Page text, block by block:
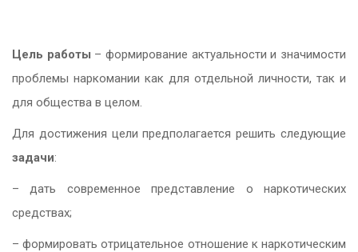
Цель работы – формирование актуальности и значимости
проблемы наркомании как для отдельной личности, так и
для общества в целом.
Для достижения цели предполагается решить следующие
задачи:
– дать современное представление о наркотических
средствах;
– формировать отрицательное отношение к наркотическим